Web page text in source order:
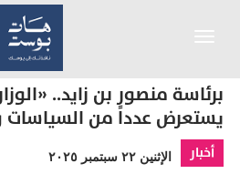
برئاسة منصور بن زايد..
يستعرض عدداً من السياسات
أخبار الإثنين ٢٢ سبتمبر ٢٠٢٥